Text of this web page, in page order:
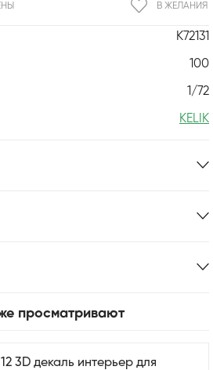
K72131
100
1/72
KELIK
В ЖЕЛАНИЯ
просматривают
3D декаль интерьер для